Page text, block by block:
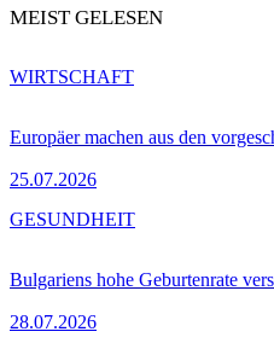
MEIST GELESEN
Europäer machen aus den
25.07.2026
WIRTSCHAFT
Bulgariens hohe Geburtenrate
28.07.2026
GESUNDHEIT